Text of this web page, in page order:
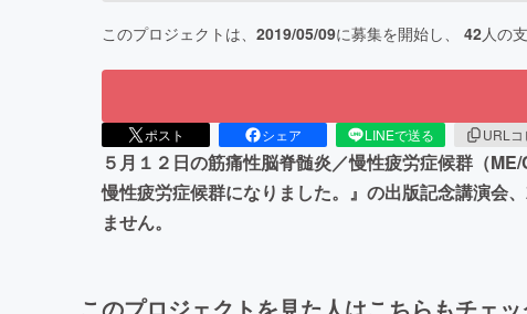
このプロジェクトは、 2019/05/09に募集を開始し、 42人の
ポスト シェア LINEで送る URLコ
５月１２日の筋痛性脳脊髄炎／慢性疲労症候群（
慢性疲労症候群になりました。』の出版記念講演会
ません。